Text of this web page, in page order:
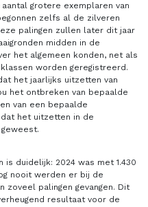
grotere exemplaren van
zelfs al de zilveren
palingen zullen later dit jaar
midden in de
het algemeen konden, net als
worden geregistreerd.
het jaarlijks uitzetten van
het ontbreken van bepaalde
van een bepaalde
het uitzetten in de
is duidelijk: 2024 was met 1.430
nooit werden er bij de
zoveel palingen gevangen. Dit
resultaat voor de